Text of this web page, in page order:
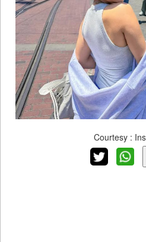
Courtesy :